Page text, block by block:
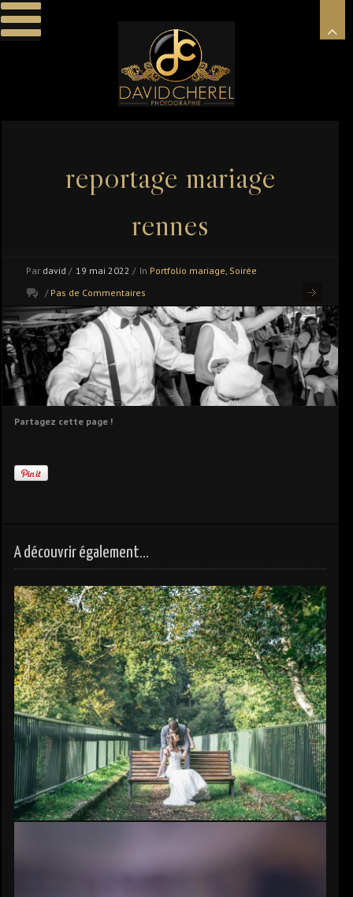
reportage mariage
rennes
Par david / 19 mai 2022 / In Portfolio mariage, Soirée
/ Pas de Commentaires
Partagez cette page !
A découvrir également...